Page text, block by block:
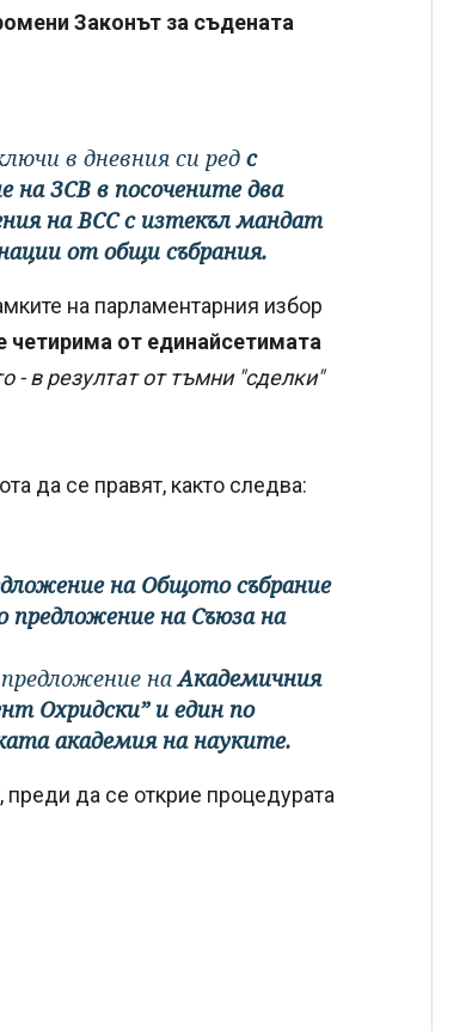
Законът за съдената
в дневния си ред с
на ЗСВ в посочените два
на ВСС с изтекъл мандат
от общи събрания.
на парламентарния избор
четирима от единайсетимата
- в резултат от тъмни "сделки"
да се правят, както следва:
на Общото събрание
на Съюза на
наАкадемичния
Охридски” и един по
академия на науките.
преди да се открие процедурата